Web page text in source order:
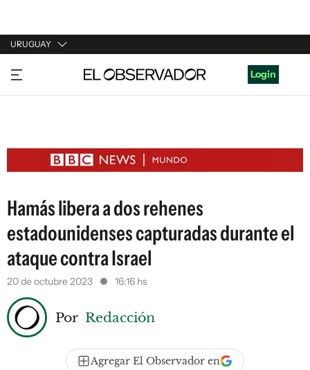
URUGUAY
URUGUAY
ARGENTINA
ESTADOS UNIDOS
Login
Hamás libera a dos rehenes
estadounidenses capturadas durante el
ataque contra Israel
20 de octubre 2023 16:16 hs
Por Redacción
Agregar El Observador en